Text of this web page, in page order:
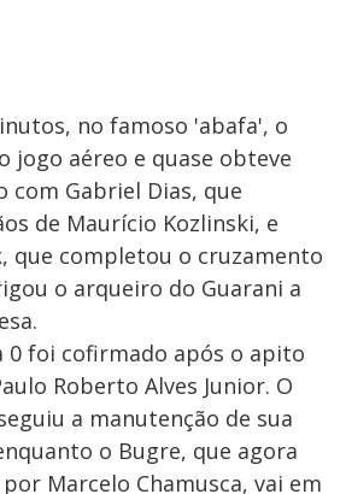
no famoso 'abafa', o
jogo aéreo e quase obteve
com Gabriel Dias, que
de Maurício Kozlinski, e
que completou o cruzamento
o arqueiro do Guarani a
0 foi cofirmado após o apito
Roberto Alves Junior. O
a manutenção de sua
o Bugre, que agora
Marcelo Chamusca, vai em